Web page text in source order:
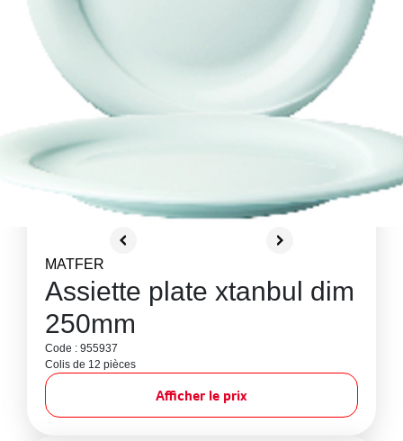
MATFER
Assiette plate xtanbul dim
250mm
Code : 955937
Colis de 12 pièces
Afficher le prix